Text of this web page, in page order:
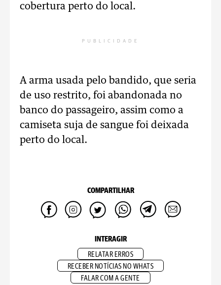
cobertura perto do local.
PUBLICIDADE
A arma usada pelo bandido, que seria
de uso restrito, foi abandonada no
banco do passageiro, assim como a
camiseta suja de sangue foi deixada
perto do local.
COMPARTILHAR
INTERAGIR
RELATAR ERROS
RECEBER NOTÍCIAS NO WHATS
FALAR COM A GENTE